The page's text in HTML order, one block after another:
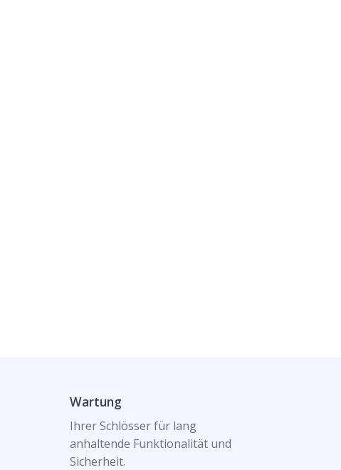
Wartung
Ihrer Schlösser für lang
anhaltende Funktionalität und
Sicherheit.